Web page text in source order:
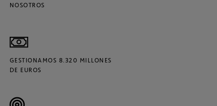
NOSOTROS
GESTIONAMOS 8.320 MILLONES
DE EUROS